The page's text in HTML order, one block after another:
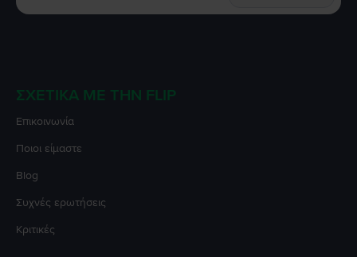
ΣΧΕΤΙΚΆ ΜΕ ΤΗΝ FLIP
Επικοινωνία
Ποιοι είμαστε
Blog
Συχνές ερωτήσεις
Κριτικές